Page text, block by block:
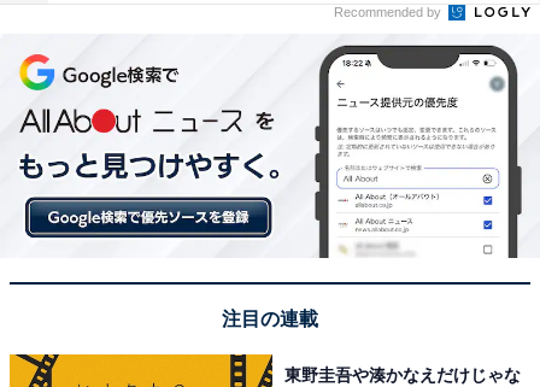
9位までのランキング結果を見る
Recommended by
注目の連載
東野圭吾や湊かなえだけじゃな